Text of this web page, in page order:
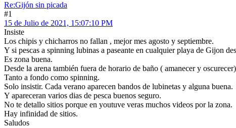
Re:Gijón sin picada
#1
15 de Julio de 2021, 15:07:10 PM
Insiste
Los chipis y chicharros no fallan , mejor mes agosto y septiembre.
Y si pescas a spinning lubinas a paseante en cualquier playa de Gijon
Es zona buena.
Desde la arena también fuera de horario de baño ( amanecer y
Tanto a fondo como spinning.
Solo insistir. Cada verano aparecen bandos de lubinetas y alguna
Y apareceran varios dias de pesca buenos seguro.
No te detallo sitios porque en youtuve veras muchos videos por la zona.
Hay infinidad de sitios.
Saludos